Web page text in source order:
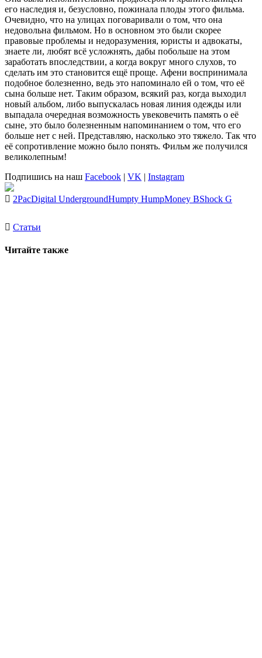
его наследия и, безусловно, пожинала плоды этого фильма.
Очевидно, что на улицах поговаривали о том, что она
недовольна фильмом. Но в основном это были скорее
правовые проблемы и недоразумения, юристы и адвокаты,
знаете ли, любят всё усложнять, дабы побольше на этом
заработать впоследствии, а когда вокруг много слухов, то
сделать им это становится ещё проще. Афени воспринимала
подобное болезненно, ведь это напоминало ей о том, что её
сына больше нет. Таким образом, всякий раз, когда выходил
новый альбом, либо выпускалась новая линия одежды или
выпадала очередная возможность увековечить память о её
сыне, это было болезненным напоминанием о том, что его
больше нет с ней. Представляю, насколько это тяжело. Так что
её сопротивление можно было понять. Фильм же получился
великолепным!
Подпишись на наш Facebook | VK | Instagram
2PacDigital UndergroundHumpty HumpMoney BShock G
Статьи
Читайте также